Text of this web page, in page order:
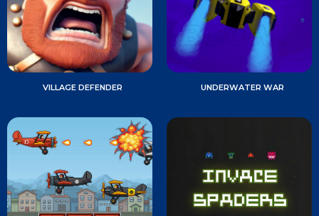
VILLAGE DEFENDER UNDERWATER WAR